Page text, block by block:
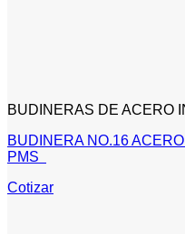
BUDINERAS DE ACERO
BUDINERA NO.16
PMS
Cotizar